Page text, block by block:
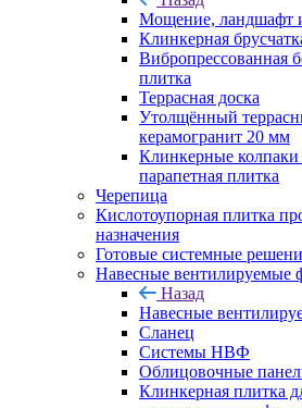
Мощение, ландшафт
Клинкерная
Вибропрессованная
плитка
Террасная доска
Утолщённый
керамогранит 20 мм
Клинкерные
парапетная плитка
Черепица
Кислотоупорная плитка
назначения
Готовые системные
Навесные вентилируемые
Назад
Навесные
Сланец
Системы НВФ
Облицовочные
Клинкерная плитка